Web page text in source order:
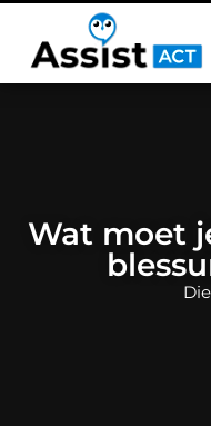
Wat moet